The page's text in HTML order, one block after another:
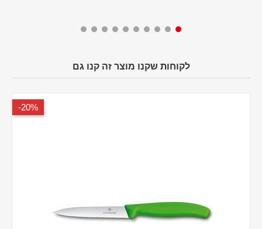
לקוחות שקנו מוצר זה קנו גם
20%-